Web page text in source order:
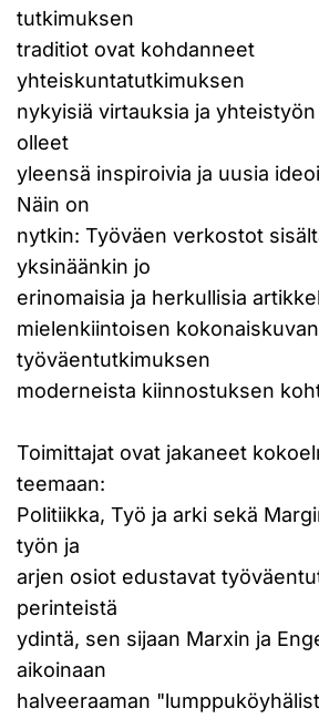
tutkimuksen
traditiot ovat kohdanneet
yhteiskuntatutkimuksen
nykyisiä virtauksia ja
olleet
yleensä inspiroivia ja uusia
Näin on
nytkin: Työväen verkostot
yksinäänkin jo
erinomaisia ja herkullisia
mielenkiintoisen kokonaiskuvan
työväentutkimuksen
moderneista kiinnostuksen
Toimittajat ovat jakaneet
teemaan:
Politiikka, Työ ja arki sekä
työn ja
arjen osiot edustavat
perinteistä
ydintä, sen sijaan Marxin ja
aikoinaan
halveeraaman